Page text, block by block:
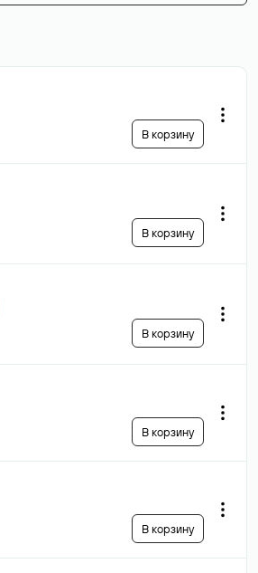
В корзину
В корзину
В корзину
В корзину
В корзину